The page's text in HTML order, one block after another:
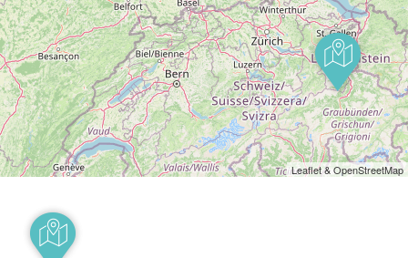
Leaflet & OpenStreetMap